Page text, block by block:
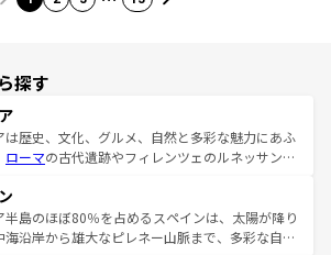
探す
は歴史、文化、グルメ、自然と多彩な魅力にあふ
ローマの古代遺跡やフィレンツェのルネッサンス
スカーナの美しい田園風景やアマルフィ海岸の絶
自然景観も見逃せない。観光の合間には、本場の
スタなど、絶品のイタリア料理を堪能することも
半島のほぼ80％を占めるスペインは、太陽が降り
海沿岸から雄大なピレネー山脈まで、多彩な自然